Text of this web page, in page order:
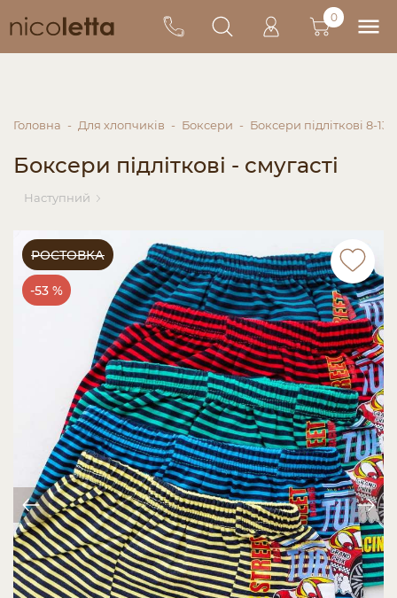
0
Головна Для хлопчиків Боксери Боксери підліткові 8-13
Боксери підліткові - смугасті
Наступний
РОСТОВКА
-53 %